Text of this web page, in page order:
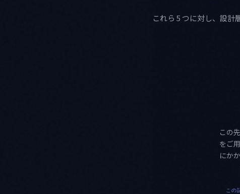
これら 5 つに対し、設計
この
をご
にか
この